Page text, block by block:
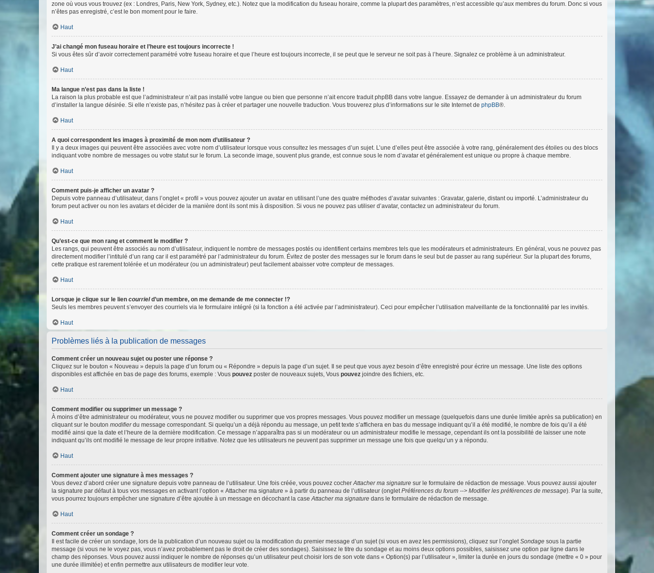
zone où vous vous trouvez (ex : Londres, Paris, New York, Sydney, etc.). Notez que la modification du fuseau horaire, comme la plupart des paramètres, n’est accessible qu’aux membres du forum. Donc si vous
n’êtes pas enregistré, c’est le bon moment pour le faire.
Haut
J’ai changé mon fuseau horaire et l’heure est toujours incorrecte !
Si vous êtes sûr d’avoir correctement paramétré votre fuseau horaire et que l’heure est toujours incorrecte, il se peut que le serveur ne soit pas à l’heure. Signalez ce problème à un administrateur.
Haut
Ma langue n’est pas dans la liste !
La raison la plus probable est que l’administrateur n’ait pas installé votre langue ou bien que personne n’ait encore traduit phpBB dans votre langue. Essayez de demander à un administrateur du forum
d’installer la langue désirée. Si elle n’existe pas, n’hésitez pas à créer et partager une nouvelle traduction. Vous trouverez plus d’informations sur le site Internet de phpBB®.
Haut
A quoi correspondent les images à proximité de mon nom d’utilisateur ?
Il y a deux images qui peuvent être associées avec votre nom d’utilisateur lorsque vous consultez les messages d’un sujet. L’une d’elles peut être associée à votre rang, généralement des étoiles ou des blocs
indiquant votre nombre de messages ou votre statut sur le forum. La seconde image, souvent plus grande, est connue sous le nom d’avatar et généralement est unique ou propre à chaque membre.
Haut
Comment puis-je afficher un avatar ?
Depuis votre panneau d’utilisateur, dans l’onglet « profil » vous pouvez ajouter un avatar en utilisant l’une des quatre méthodes d’avatar suivantes : Gravatar, galerie, distant ou importé. L’administrateur du
forum peut activer ou non les avatars et décider de la manière dont ils sont mis à disposition. Si vous ne pouvez pas utiliser d’avatar, contactez un administrateur du forum.
Haut
Qu’est-ce que mon rang et comment le modifier ?
Les rangs, qui peuvent être associés au nom d’utilisateur, indiquent le nombre de messages postés ou identifient certains membres tels que les modérateurs et administrateurs. En général, vous ne pouvez pas
directement modifier l’intitulé d’un rang car il est paramétré par l’administrateur du forum. Évitez de poster des messages sur le forum dans le seul but de passer au rang supérieur. Sur la plupart des forums,
cette pratique est rarement tolérée et un modérateur (ou un administrateur) peut facilement abaisser votre compteur de messages.
Haut
Lorsque je clique sur le lien courrield’un membre, on me demande de me connecter !?
Seuls les membres peuvent s’envoyer des courriels via le formulaire intégré (si la fonction a été activée par l’administrateur). Ceci pour empêcher l’utilisation malveillante de la fonctionnalité par les invités.
Haut
Problèmes liés à la publication de messages
Comment créer un nouveau sujet ou poster une réponse ?
Cliquez sur le bouton « Nouveau » depuis la page d’un forum ou « Répondre » depuis la page d’un sujet. Il se peut que vous ayez besoin d’être enregistré pour écrire un message. Une liste des options
disponibles est affichée en bas de page des forums, exemple : Vous pouvez poster de nouveaux sujets, Vous pouvez joindre des fichiers, etc.
Haut
Comment modifier ou supprimer un message ?
À moins d’être administrateur ou modérateur, vous ne pouvez modifier ou supprimer que vos propres messages. Vous pouvez modifier un message (quelquefois dans une durée limitée après sa publication) en
cliquant sur le bouton modifierdu message correspondant. Si quelqu’un a déjà répondu au message, un petit texte s’affichera en bas du message indiquant qu’il a été modifié, le nombre de fois qu’il a été
modifié ainsi que la date et l’heure de la dernière modification. Ce message n’apparaîtra pas si un modérateur ou un administrateur modifie le message, cependant ils ont la possibilité de laisser une note
indiquant qu’ils ont modifié le message de leur propre initiative. Notez que les utilisateurs ne peuvent pas supprimer un message une fois que quelqu’un y a répondu.
Haut
Comment ajouter une signature à mes messages ?
Vous devez d’abord créer une signature depuis votre panneau de l’utilisateur. Une fois créée, vous pouvez cocherAttacher ma signature sur le formulaire de rédaction de message. Vous pouvez aussi ajouter
la signature par défaut à tous vos messages en activant l’option « Attacher ma signature » à partir du panneau de l’utilisateur (ongletPréférences du forum --> Modifier les préférences de message). Par la suite,
vous pourrez toujours empêcher une signature d’être ajoutée à un message en décochant la caseAttacher ma signature dans le formulaire de rédaction de message.
Haut
Comment créer un sondage ?
Il est facile de créer un sondage, lors de la publication d’un nouveau sujet ou la modification du premier message d’un sujet (si vous en avez les permissions), cliquez sur l’ongletSondage sous la partie
message (si vous ne le voyez pas, vous n’avez probablement pas le droit de créer des sondages). Saisissez le titre du sondage et au moins deux options possibles, saisissez une option par ligne dans le
champ des réponses. Vous pouvez aussi indiquer le nombre de réponses qu’un utilisateur peut choisir lors de son vote dans « Option(s) par l’utilisateur », limiter la durée en jours du sondage (mettre « 0 » pour
une durée illimitée) et enfin permettre aux utilisateurs de modifier leur vote.